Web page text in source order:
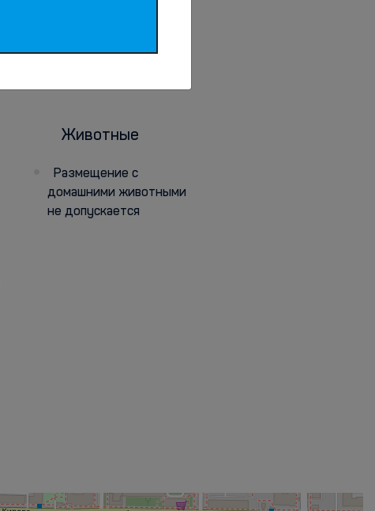
Животные
Размещение с
домашними животными
не допускается